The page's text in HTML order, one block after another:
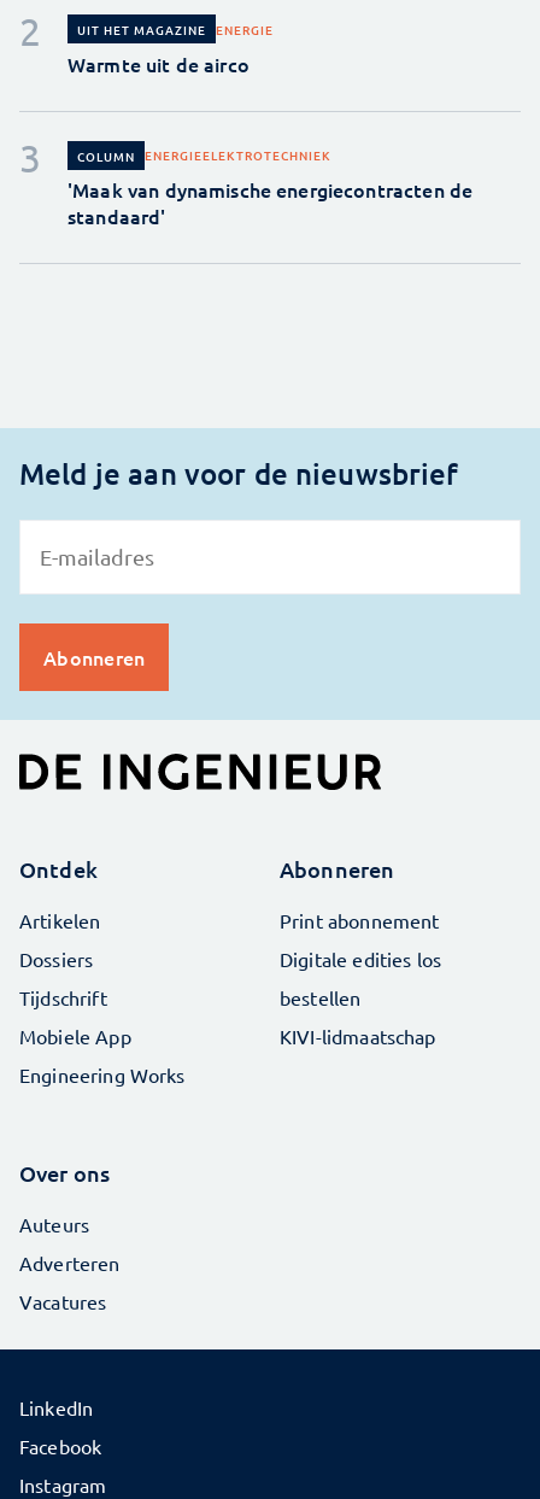
UIT HET MAGAZINE ENERGIE
Warmte uit de airco
COLUMN ENERGIEELEKTROTECHNIEK
'Maak van dynamische energiecontracten de
standaard'
Meld je aan voor de nieuwsbrief
Ontdek
Artikelen
Dossiers
Tijdschrift
Mobiele App
Engineering Works
Abonneren
Print abonnement
Digitale edities los
bestellen
KIVI-lidmaatschap
Over ons
Auteurs
Adverteren
Vacatures
LinkedIn
Facebook
Instagram